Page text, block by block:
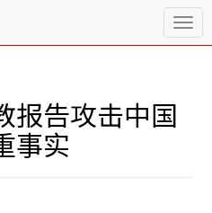
T
o
报告攻击中国
事实